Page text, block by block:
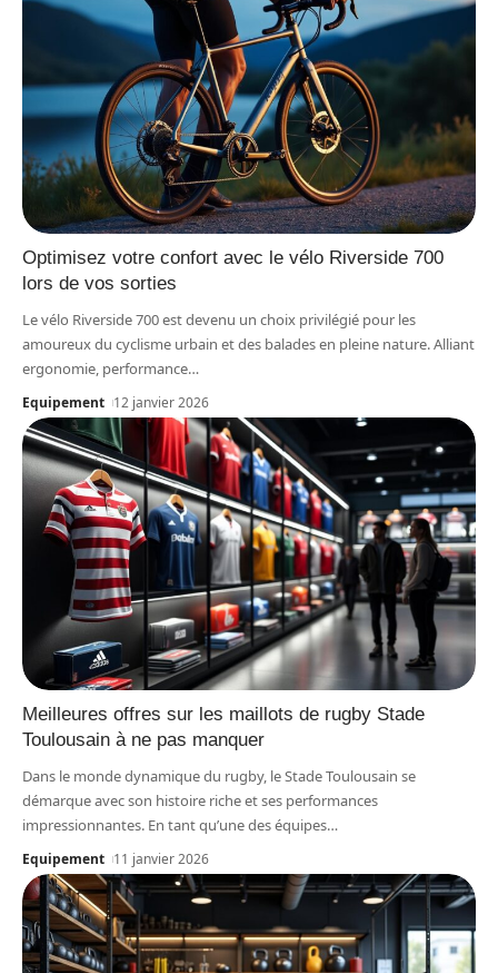
Optimisez votre confort avec le vélo Riverside 700
lors de vos sorties
Le vélo Riverside 700 est devenu un choix privilégié pour les
amoureux du cyclisme urbain et des balades en pleine nature. Alliant
ergonomie, performance…
Equipement 12 janvier 2026
Meilleures offres sur les maillots de rugby Stade
Toulousain à ne pas manquer
Dans le monde dynamique du rugby, le Stade Toulousain se
démarque avec son histoire riche et ses performances
impressionnantes. En tant qu’une des équipes…
Equipement 11 janvier 2026